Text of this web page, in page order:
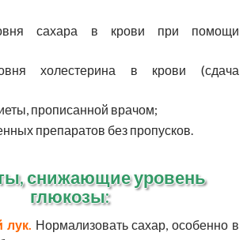
сахара в крови при помощи
холестерина в крови (сдача
прописанной врачом;
препаратов без пропусков.
снижающие уровень
глюкозы:
лук. Нормализовать сахар, особенно в